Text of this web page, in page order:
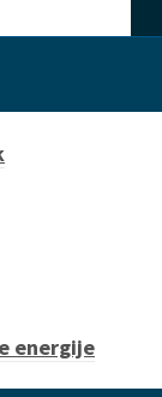
energije